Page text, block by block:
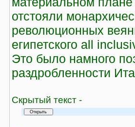
отстояли
революционных
египетского аll
Это было намного
раздробленности
Cкрытый текст -